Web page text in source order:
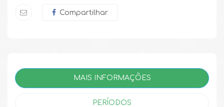
Compartilhar
MAIS INFORMAÇÕES
PERÍODOS